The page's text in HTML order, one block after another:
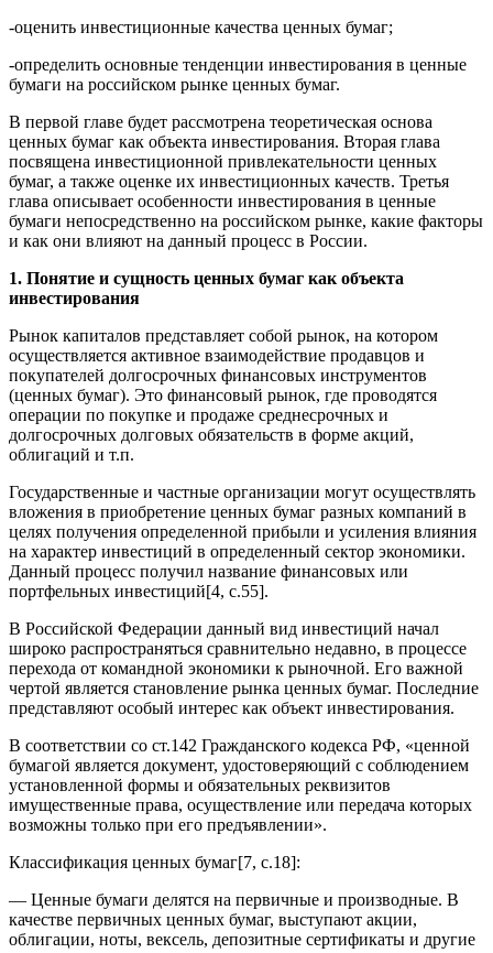
-оценить инвестиционные качества ценных бумаг;
-определить основные тенденции инвестирования в ценные
бумаги на российском рынке ценных бумаг.
В первой главе будет рассмотрена теоретическая основа
ценных бумаг как объекта инвестирования. Вторая глава
посвящена инвестиционной привлекательности ценных
бумаг, а также оценке их инвестиционных качеств. Третья
глава описывает особенности инвестирования в ценные
бумаги непосредственно на российском рынке, какие факторы
и как они влияют на данный процесс в России.
1. Понятие и сущность ценных бумаг как объекта
инвестирования
Рынок капиталов представляет собой рынок, на котором
осуществляется активное взаимодействие продавцов и
покупателей долгосрочных финансовых инструментов
(ценных бумаг). Это финансовый рынок, где проводятся
операции по покупке и продаже среднесрочных и
долгосрочных долговых обязательств в форме акций,
облигаций и т.п.
Государственные и частные организации могут осуществлять
вложения в приобретение ценных бумаг разных компаний в
целях получения определенной прибыли и усиления влияния
на характер инвестиций в определенный сектор экономики.
Данный процесс получил название финансовых или
портфельных инвестиций[4, c.55].
В Российской Федерации данный вид инвестиций начал
широко распространяться сравнительно недавно, в процессе
перехода от командной экономики к рыночной. Его важной
чертой является становление рынка ценных бумаг. Последние
представляют особый интерес как объект инвестирования.
В соответствии со ст.142 Гражданского кодекса РФ, «ценной
бумагой является документ, удостоверяющий с соблюдением
установленной формы и обязательных реквизитов
имущественные права, осуществление или передача которых
возможны только при его предъявлении».
Классификация ценных бумаг[7, с.18]:
— Ценные бумаги делятся на первичные и производные. В
качестве первичных ценных бумаг, выступают акции,
облигации, ноты, вексель, депозитные сертификаты и другие